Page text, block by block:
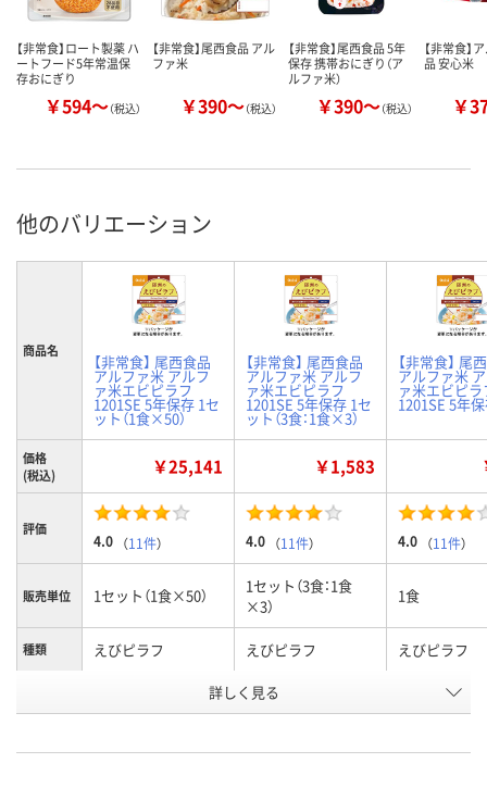
【非常食】ロート製薬 ハ
ートフード5年常温保
存おにぎり
￥594～（税込）
【非常食】尾西食品 アル
ファ米
￥390～（税込）
【非常食】尾西食品 5年
保存 携帯おにぎり（ア
ルファ米）
￥390～（税込）
【非常食】
品 安心米
￥
他のバリエーション
商品名
【非常食】 尾西食品
アルファ米 アルフ
ァ米エビピラフ
1201SE 5年保存 1セ
ット（1食×50）
【非常食】 尾西食品
アルファ米 アルフ
ァ米エビピラフ
1201SE 5年保存 1セ
ット（3食：1食×3）
【非常食】 尾
アルファ米
ァ米エビピラ
1201SE 5年
価格
(税込)
￥25,141 ￥1,583
評価
4.0 （11件） 4.0 （11件） 4.0 （11件）
販売単位 1セット（1食×50）
1セット（3食：1食
×3）
1食
種類 えびピラフ えびピラフ えびピラフ
3112922 3112913
詳しく見る